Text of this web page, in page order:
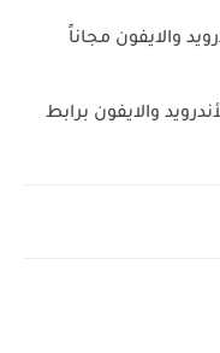
والايفون مجاناً
والايفون برابط